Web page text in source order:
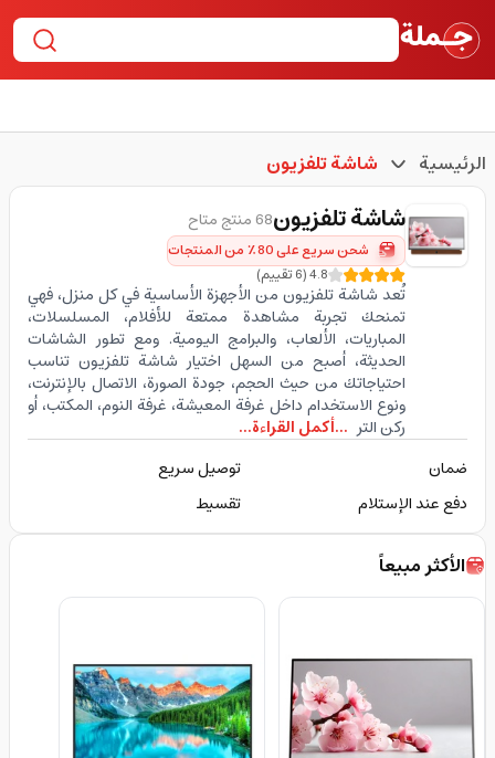
الرئيسية شاشة تلفزيون
شاشة تلفزيون68 منتج متاح
شحن سريع على 80٪ من المنتجات
4.8
(
6تقييم)
تُعد شاشة تلفزيون من الأجهزة الأساسية في كل منزل، فهي
تمنحك تجربة مشاهدة ممتعة للأفلام، المسلسلات،
المباريات، الألعاب، والبرامج اليومية. ومع تطور الشاشات
الحديثة، أصبح من السهل اختيار شاشة تلفزيون تناسب
احتياجاتك من حيث الحجم، جودة الصورة، الاتصال بالإنترنت،
ونوع الاستخدام داخل غرفة المعيشة، غرفة النوم، المكتب، أو
ركن التر ...أكمل القراءة...
ضمان
توصيل سريع
دفع عند الإستلام
تقسيط
الأكثر مبيعاً